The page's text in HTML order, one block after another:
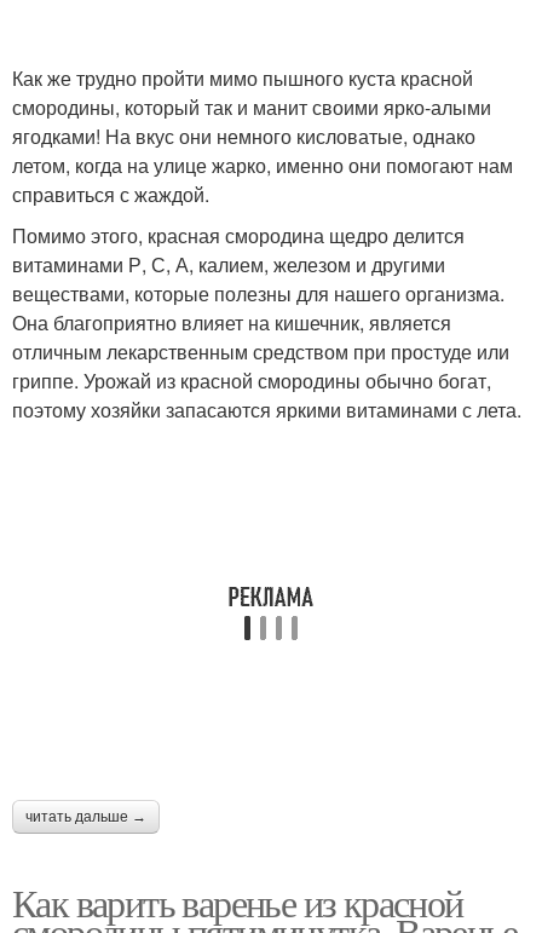
Как же трудно пройти мимо пышного куста красной
смородины, который так и манит своими ярко-алыми
ягодками! На вкус они немного кисловатые, однако
летом, когда на улице жарко, именно они помогают нам
справиться с жаждой.
Помимо этого, красная смородина щедро делится
витаминами Р, С, А, калием, железом и другими
веществами, которые полезны для нашего организма.
Она благоприятно влияет на кишечник, является
отличным лекарственным средством при простуде или
гриппе. Урожай из красной смородины обычно богат,
поэтому хозяйки запасаются яркими витаминами с лета.
читать дальше →
Как варить варенье из красной